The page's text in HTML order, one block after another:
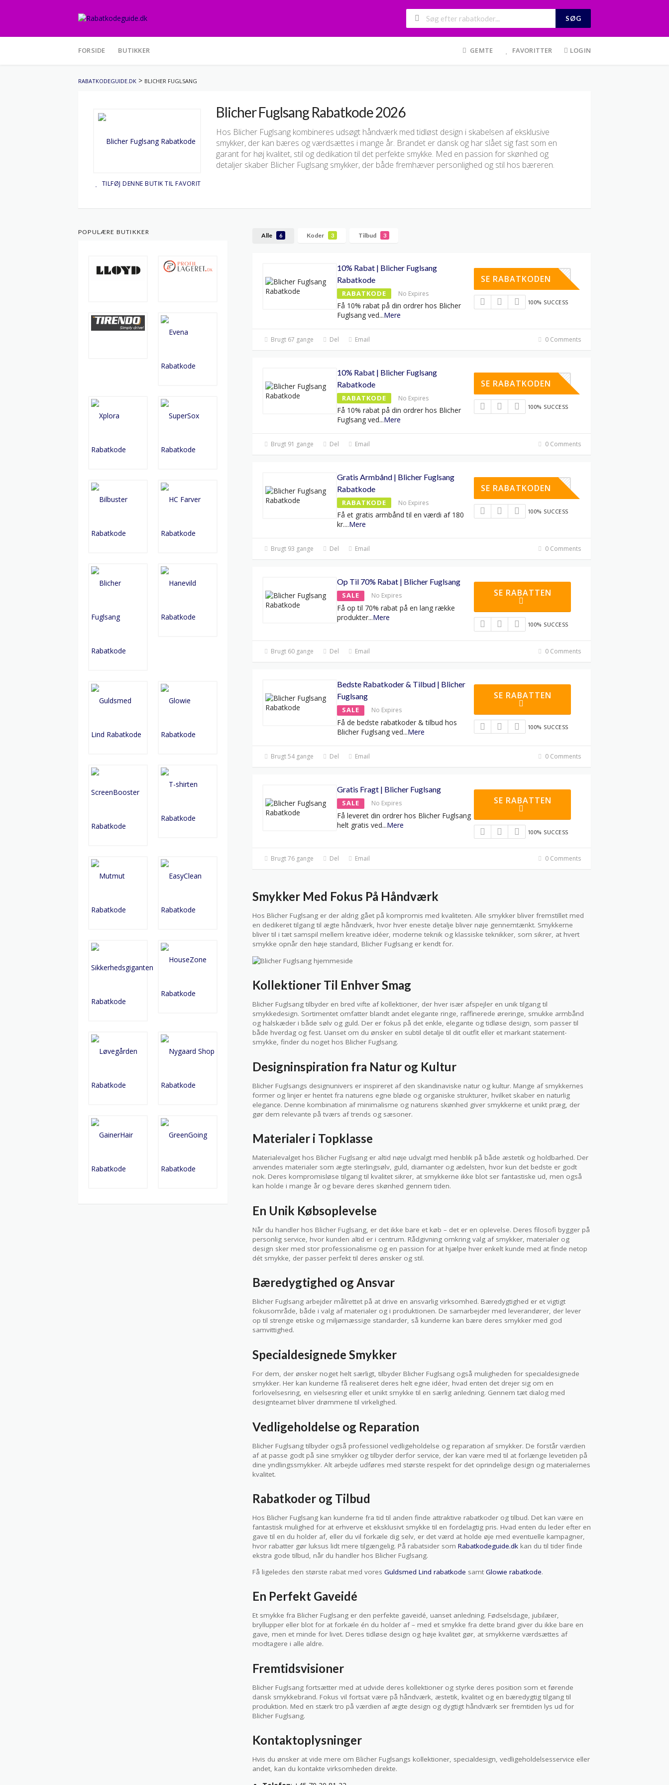
SØG
to
FORSIDE BUTIKKER GEMTE FAVORITTER LOGIN
RABATKODEGUIDE.DK > BLICHER FUGLSANG
TILFØJ DENNE BUTIK TIL FAVORIT
Blicher Fuglsang Rabatkode 2026
Hos Blicher Fuglsang kombineres udsøgt håndværk med tidløst design i skabelsen af eksklusive
smykker, der kan bæres og værdsættes i mange år. Brandet er dansk og har slået sig fast som en
garant for høj kvalitet, stil og dedikation til det perfekte smykke. Med en passion for skønhed og
detaljer skaber Blicher Fuglsang smykker, der både fremhæver personlighed og stil hos bæreren.
Alle 6 Koder 3 Tilbud 3
10% Rabat | Blicher Fuglsang
Rabatkode
RABATKODE No Expires
Få 10% rabat på din ordrer hos Blicher
Fuglsang ved...Mere
BF10
SE RABATKODEN
100% SUCCESS
Brugt 67 gange Del Email 0 Comments
10% Rabat | Blicher Fuglsang
Rabatkode
RABATKODE No Expires
Få 10% rabat på din ordrer hos Blicher
Fuglsang ved...Mere
ABATTA10
SE RABATKODEN
100% SUCCESS
Brugt 91 gange Del Email 0 Comments
Gratis Armbånd | Blicher Fuglsang
Rabatkode
RABATKODE No Expires
Få et gratis armbånd til en værdi af 180
kr....Mere
ATISGAVE
SE RABATKODEN
100% SUCCESS
Brugt 93 gange Del Email 0 Comments
Op Til 70% Rabat | Blicher Fuglsang
SALE No Expires
Få op til 70% rabat på en lang række
produkter...Mere
SE RABATTEN
100% SUCCESS
Brugt 60 gange Del Email 0 Comments
Bedste Rabatkoder & Tilbud | Blicher
Fuglsang
SALE No Expires
Få de bedste rabatkoder & tilbud hos
Blicher Fuglsang ved...Mere
SE RABATTEN
100% SUCCESS
Brugt 54 gange Del Email 0 Comments
Gratis Fragt | Blicher Fuglsang
SALE No Expires
Få leveret din ordrer hos Blicher Fuglsang
helt gratis ved...Mere
SE RABATTEN
100% SUCCESS
Brugt 76 gange Del Email 0 Comments
Smykker Med Fokus På Håndværk
Hos Blicher Fuglsang er der aldrig gået på kompromis med kvaliteten. Alle smykker bliver fremstillet med
en dedikeret tilgang til ægte håndværk, hvor hver eneste detalje bliver nøje gennemtænkt. Smykkerne
bliver til i tæt samspil mellem kreative idéer, moderne teknik og klassiske teknikker, som sikrer, at hvert
smykke opnår den høje standard, Blicher Fuglsang er kendt for.
Kollektioner Til Enhver Smag
Blicher Fuglsang tilbyder en bred vifte af kollektioner, der hver især afspejler en unik tilgang til
smykkedesign. Sortimentet omfatter blandt andet elegante ringe, raffinerede øreringe, smukke armbånd
og halskæder i både sølv og guld. Der er fokus på det enkle, elegante og tidløse design, som passer til
både hverdag og fest. Uanset om du ønsker en subtil detalje til dit outfit eller et markant statement-
smykke, finder du noget hos Blicher Fuglsang.
Designinspiration fra Natur og Kultur
Blicher Fuglsangs designunivers er inspireret af den skandinaviske natur og kultur. Mange af smykkernes
former og linjer er hentet fra naturens egne bløde og organiske strukturer, hvilket skaber en naturlig
elegance. Denne kombination af minimalisme og naturens skønhed giver smykkerne et unikt præg, der
gør dem relevante på tværs af trends og sæsoner.
Materialer i Topklasse
Materialevalget hos Blicher Fuglsang er altid nøje udvalgt med henblik på både æstetik og holdbarhed. Der
anvendes materialer som ægte sterlingsølv, guld, diamanter og ædelsten, hvor kun det bedste er godt
nok. Deres kompromisløse tilgang til kvalitet sikrer, at smykkerne ikke blot ser fantastiske ud, men også
kan holde i mange år og bevare deres skønhed gennem tiden.
En Unik Købsoplevelse
Når du handler hos Blicher Fuglsang, er det ikke bare et køb – det er en oplevelse. Deres filosofi bygger på
personlig service, hvor kunden altid er i centrum. Rådgivning omkring valg af smykker, materialer og
design sker med stor professionalisme og en passion for at hjælpe hver enkelt kunde med at finde netop
dét smykke, der passer perfekt til deres ønsker og stil.
Bæredygtighed og Ansvar
Blicher Fuglsang arbejder målrettet på at drive en ansvarlig virksomhed. Bæredygtighed er et vigtigt
fokusområde, både i valg af materialer og i produktionen. De samarbejder med leverandører, der lever
op til strenge etiske og miljømæssige standarder, så kunderne kan bære deres smykker med god
samvittighed.
Specialdesignede Smykker
For dem, der ønsker noget helt særligt, tilbyder Blicher Fuglsang også muligheden for specialdesignede
smykker. Her kan kunderne få realiseret deres helt egne idéer, hvad enten det drejer sig om en
forlovelsesring, en vielsesring eller et unikt smykke til en særlig anledning. Gennem tæt dialog med
designteamet bliver drømmene til virkelighed.
Vedligeholdelse og Reparation
Blicher Fuglsang tilbyder også professionel vedligeholdelse og reparation af smykker. De forstår værdien
af at passe godt på sine smykker og tilbyder derfor service, der kan være med til at forlænge levetiden på
dine yndlingssmykker. Alt arbejde udføres med største respekt for det oprindelige design og materialernes
kvalitet.
Rabatkoder og Tilbud
Hos Blicher Fuglsang kan kunderne fra tid til anden finde attraktive rabatkoder og tilbud. Det kan være en
fantastisk mulighed for at erhverve et eksklusivt smykke til en fordelagtig pris. Hvad enten du leder efter en
gave til en du holder af, eller du vil forkæle dig selv, er det værd at holde øje med eventuelle kampagner,
hvor rabatter gør luksus lidt mere tilgængelig. På rabatsider som Rabatkodeguide.dk kan du til tider finde
ekstra gode tilbud, når du handler hos Blicher Fuglsang.
Få ligeledes den største rabat med vores Guldsmed Lind rabatkode samt Glowie rabatkode.
En Perfekt Gaveidé
Et smykke fra Blicher Fuglsang er den perfekte gaveidé, uanset anledning. Fødselsdage, jubilæer,
bryllupper eller blot for at forkæle én du holder af – med et smykke fra dette brand giver du ikke bare en
gave, men et minde for livet. Deres tidløse design og høje kvalitet gør, at smykkerne værdsættes af
modtagere i alle aldre.
Fremtidsvisioner
Blicher Fuglsang fortsætter med at udvide deres kollektioner og styrke deres position som et førende
dansk smykkebrand. Fokus vil fortsat være på håndværk, æstetik, kvalitet og en bæredygtig tilgang til
produktion. Med en stærk tro på værdien af ægte design og dygtigt håndværk ser fremtiden lys ud for
Blicher Fuglsang.
Kontaktoplysninger
Hvis du ønsker at vide mere om Blicher Fuglsangs kollektioner, specialdesign, vedligeholdelsesservice eller
andet, kan du kontakte virksomheden direkte.
POPULÆRE BUTIKKER